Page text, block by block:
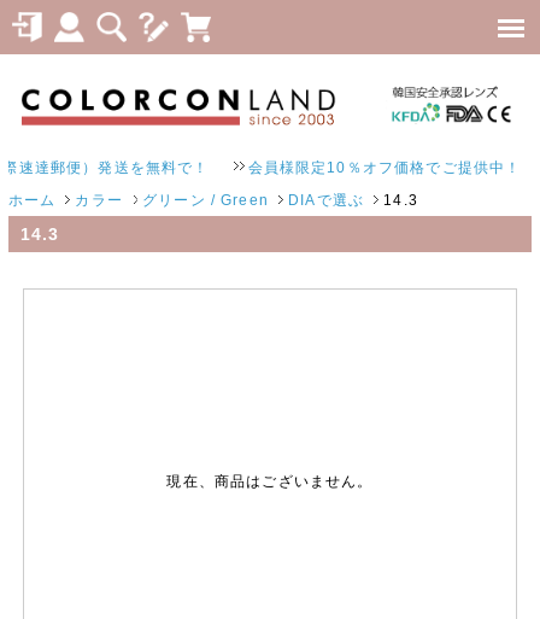
達郵便）発送を無料で！ 会員様限定10％オフ価格でご提供中！
ホーム カラー グリーン / Green DIAで選ぶ 14.3
14.3
現在、商品はございません。